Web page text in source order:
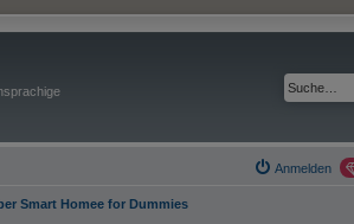
Anmelden
Smart Homee for Dummies